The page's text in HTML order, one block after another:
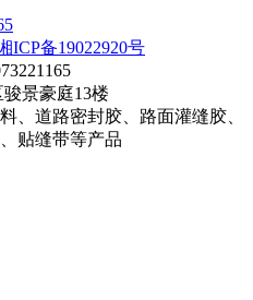
ICP备19022920号
景豪庭13楼
、道路密封胶、路面灌缝胶、
贴缝带等产品